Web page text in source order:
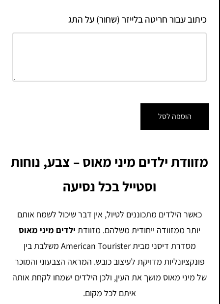
כיתוב עבור חריטה בלייזר (שחור) על התג
הוספה לסל
מזוודת ילדים מיני מאוס – צבע, נוחות
וסטייל בכל נסיעה
כאשר הילדים מתכוננים לטיול, אין דבר שיכול לשמח אותם
יותר ממזוודה ייחודית משלהם. מזוודתילדים מיני מאוס
מסדרת דיסני מבית American Tourister משלבת בין
פונקציונליות מדויקת לעיצוב כובש. המראה הצבעוני והמוכר
של מיני מאוס מושך את העין, ולכן הילדים ישמחו לקחת אותה
איתם לכל מקום.